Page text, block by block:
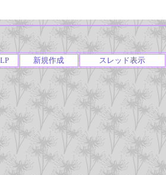
新規作成 スレッド表示